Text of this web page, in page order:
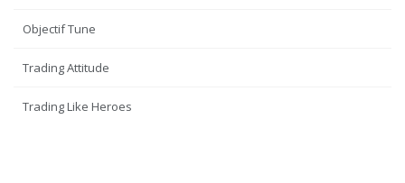
Objectif Tune
Trading Attitude
Trading Like Heroes